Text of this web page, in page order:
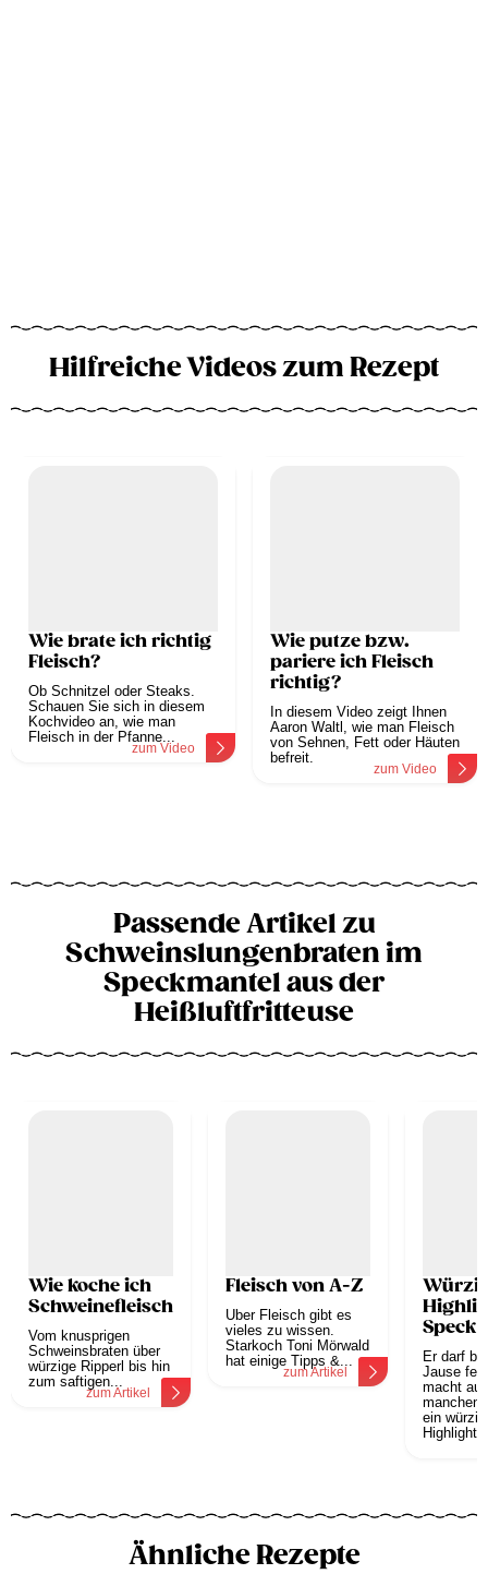
Hilfreiche Videos zum Rezept
Wie brate ich richtig
Fleisch?
Ob Schnitzel oder Steaks.
Schauen Sie sich in diesem
Kochvideo an, wie man
Fleisch in der Pfanne...
zum Video
Wie putze bzw.
pariere ich Fleisch
richtig?
In diesem Video zeigt Ihnen
Aaron Waltl, wie man Fleisch
von Sehnen, Fett oder Häuten
befreit.
zum Video
Passende Artikel zu
Schweinslungenbraten im
Speckmantel aus der
Heißluftfritteuse
Wie koche ich
Schweinefleisch?
Vom knusprigen
Schweinsbraten über
würzige Ripperl bis hin
zum saftigen...
zum Artikel
Fleisch von A-Z
Über Fleisch gibt es
vieles zu wissen.
Starkoch Toni Mörwald
hat einige Tipps &...
zum Artikel
Speck
Er darf
Jause
macht
manchen
ein
Ähnliche Rezepte